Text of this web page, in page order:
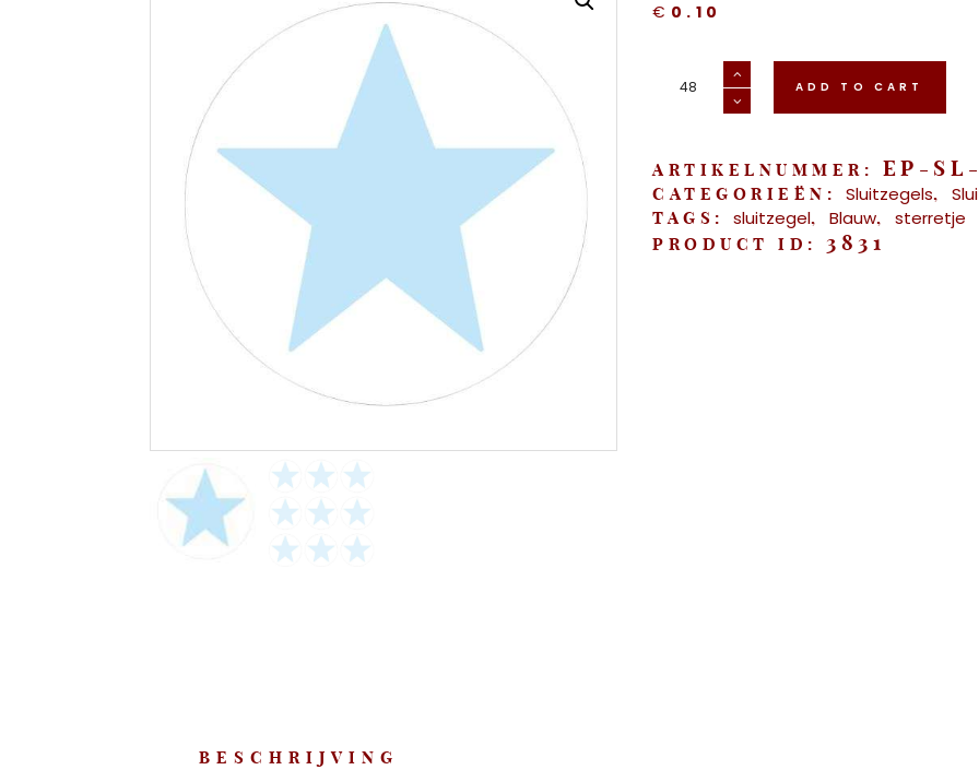
€ 0.10
blauw
sterretje ADD TO CART
ARTIKELNUMMER: EP-
CATEGORIEËN: Sluitzegels,
TAGS:sluitzegel,Blauw,sterretje
PRODUCT ID: 3831
BESCHRIJVING